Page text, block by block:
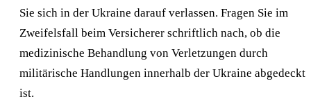
Sie sich in der Ukraine darauf verlassen. Fragen Sie im
Zweifelsfall beim Versicherer schriftlich nach, ob die
medizinische Behandlung von Verletzungen durch
militärische Handlungen innerhalb der Ukraine abgedeckt
ist.